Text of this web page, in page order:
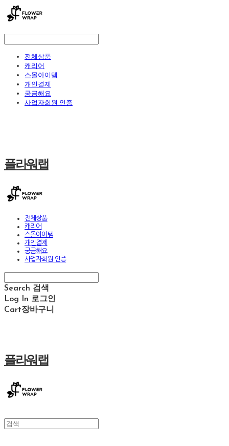
전체상품
캐리어
스몰아이템
개인결제
궁금해요
사업자회원 인증
플라워랩
전체상품
캐리어
스몰아이템
개인결제
궁금해요
사업자회원 인증
Search 검색
Log In 로그인
Cart장바구니
플라워랩